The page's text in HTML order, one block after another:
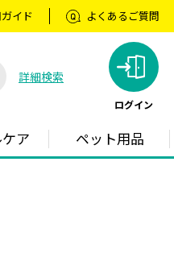
イド よくあるご質問
詳細検索
ログイン
ア ペット用品